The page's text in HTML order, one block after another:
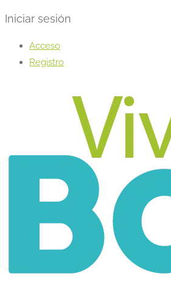
Iniciar sesión
Acceso
Registro